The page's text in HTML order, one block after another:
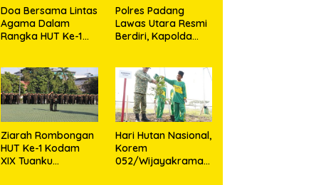
Doa Bersama Lintas
Agama Dalam
Rangka HUT Ke-1
Polres Padang
Lawas Utara Resmi
Berdiri, Kapolda
dan Penambahan
Personel
Ziarah Rombongan
HUT Ke-1 Kodam
XIX Tuanku
Hari Hutan Nasional,
Korem
052/Wijayakrama